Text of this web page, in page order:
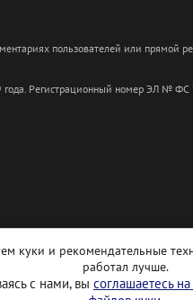
пользователей или прямой
года. Регистрационный номер ЭЛ №
куки и рекомендательные
работал лучше.
с нами, вы соглашаетесь